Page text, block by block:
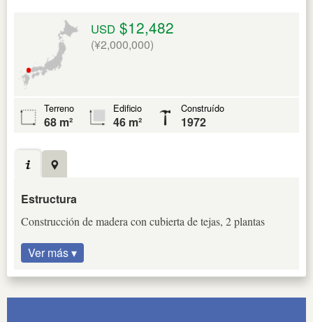
USD $12,482
(¥2,000,000)
Terreno
68 m²
Edificio
46 m²
Construído
1972
Estructura
Construcción de madera con cubierta de tejas, 2 plantas
Ver más ▾